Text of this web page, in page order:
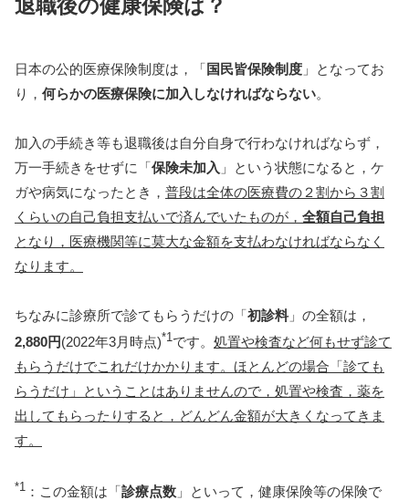
退職後の健康保険は？
日本の公的医療保険制度は，「国民皆保険制度 」となってお
り， 何らかの医療保険に加入しなければならない。
加入の手続き等も退職後は自分自身で行わなければならず，
万一手続きをせずに「保険未加入 」という状態になると，ケ
ガや病気になったとき， 普段は全体の医療費の２割から３割
くらいの自己負担支払いで済んでいたものが， 全額自己負担
となり，医療機関等に莫大な金額を支払わなければならなく
なります。
ちなみに診療所で診てもらうだけの「初診料 」の全額は，
2,880円(2022年3月時点)*1 です。 処置や検査など何もせず診て
もらうだけでこれだけかかります。ほとんどの場合「診ても
らうだけ」ということはありませんので，処置や検査，薬を
出してもらったりすると，どんどん金額が大きくなってきま
す。
*1 ：この金額は「診療点数 」といって，健康保険等の保険で